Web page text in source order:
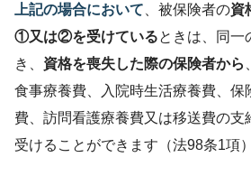
上記の場合において 、被保険者の資
①又は②を受けているときは、同一
き、 資格を喪失した際の保険者から
食事療養費、入院時生活療養費、保
費、訪問看護療養費又は移送費の支
受けることができます（法98条1項）